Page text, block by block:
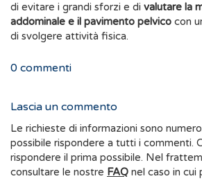
di evitare i grandi sforzi e di valutare la
addominale e il pavimento pelvico con
di svolgere attività fisica.
0 commenti
Lascia un commento
Le richieste di informazioni sono
possibile rispondere a tutti i commenti.
rispondere il prima possibile. Nel
consultare le nostre FAQ nel caso in cui